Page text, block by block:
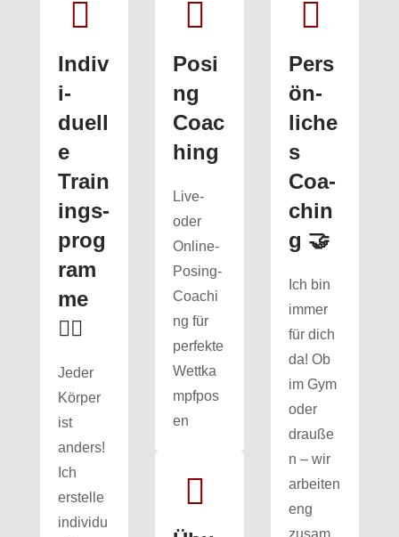
Indiv
i­
duell
e
Train
ings­
prog
ram
me
🏋️‍♂️
Jeder
Körper
ist
anders!
Ich
erstelle
individu
Posi
ng
Coac
hing
Live-
oder
Online-
Posing-
Coachi
ng für
perfekte
Wettka
mpfpos
en
Pers
ön­
liche
s
Coa­
chin
g 🤝
Ich bin
immer
für dich
da! Ob
im Gym
oder
drauße
n – wir
arbeiten
eng
zusam